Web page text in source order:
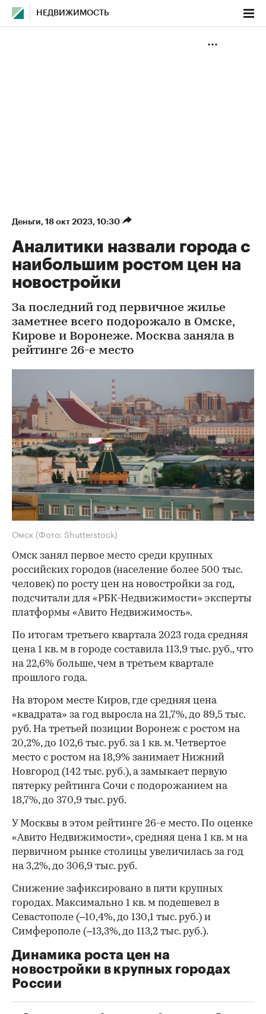
НЕДВИЖИМОСТЬ
Деньги⁠, 18 окт 2023, 10:30
Аналитики назвали города с
наибольшим ростом цен на
новостройки
За последний год первичное жилье
заметнее всего подорожало в Омске,
Кирове и Воронеже. Москва заняла в
рейтинге 26-е место
Омск (Фото: Shutterstock)
Омск занял первое место среди крупных
российских городов (население более 500 тыс.
человек) по росту цен на новостройки за год,
подсчитали для «РБК-Недвижимости» эксперты
платформы «Авито Недвижимость».
По итогам третьего квартала 2023 года средняя
цена 1 кв. м в городе составила 113,9 тыс. руб., что
на 22,6% больше, чем в третьем квартале
прошлого года.
На втором месте Киров, где средняя цена
«квадрата» за год выросла на 21,7%, до 89,5 тыс.
руб. На третьей позиции Воронеж с ростом на
20,2%, до 102,6 тыс. руб. за 1 кв. м. Четвертое
место с ростом на 18,9% занимает Нижний
Новгород (142 тыс. руб.), а замыкает первую
пятерку рейтинга Сочи с подорожанием на
18,7%, до 370,9 тыс. руб.
У Москвы в этом рейтинге 26-е место. По оценке
«Авито Недвижимости», средняя цена 1 кв. м на
первичном рынке столицы увеличилась за год
на 3,2%, до 306,9 тыс. руб.
Снижение зафиксировано в пяти крупных
городах. Максимально 1 кв. м подешевел в
Севастополе (–10,4%, до 130,1 тыс. руб.) и
Симферополе (–13,3%, до 113,2 тыс. руб.).
Динамика роста цен на
новостройки в крупных городах
России